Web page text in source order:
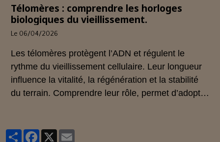
conforme à la réglementation française de 2026,
afin de mieux comprendre comment le CBD
s’intègre dans une approche globale de
prévention.
Télomères : comprendre les horloges
biologiques du vieillissement.
Le 06/04/2026
Les télomères protègent l’ADN et régulent le
rythme du vieillissement cellulaire. Leur longueur
influence la vitalité, la régénération et la stabilité
du terrain. Comprendre leur rôle, permet d’adopter
PartagerFacebook